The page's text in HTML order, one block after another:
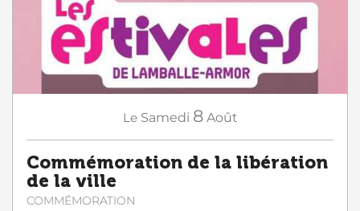
Le Samedi 8 Août
Commémoration de la libération
de la ville
COMMÉMORATION